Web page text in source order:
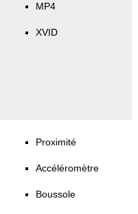
MP4
XVID
Proximité
Accéléromètre
Boussole